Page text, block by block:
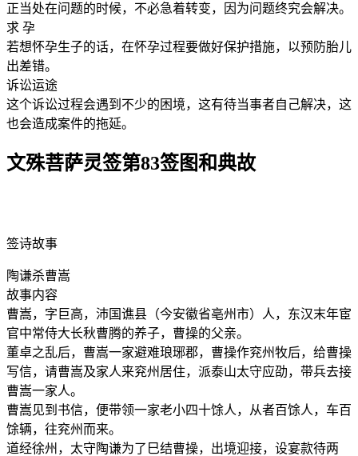
正当处在问题的时候，不必急着转变，因为问题终究会解决。
求 孕
若想怀孕生子的话，在怀孕过程要做好保护措施，以预防胎儿
出差错。
诉讼运途
这个诉讼过程会遇到不少的困境，这有待当事者自己解决，这
也会造成案件的拖延。
文殊菩萨灵签第83签图和典故
签诗故事
陶谦杀曹嵩
故事内容
曹嵩，字巨高，沛国谯县（今安徽省亳州市）人，东汉末年宦
官中常侍大长秋曹腾的养子，曹操的父亲。
董卓之乱后，曹嵩一家避难琅琊郡，曹操作兖州牧后，给曹操
写信，请曹嵩及家人来兖州居住，派泰山太守应劭，带兵去接
曹嵩一家人。
曹嵩见到书信，便带领一家老小四十馀人，从者百馀人，车百
馀辆，往兖州而来。
道经徐州，太守陶谦为了巳结曹操，出境迎接，设宴款待两